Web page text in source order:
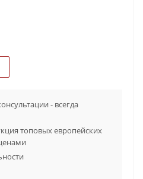
- всегда
топовых европейских